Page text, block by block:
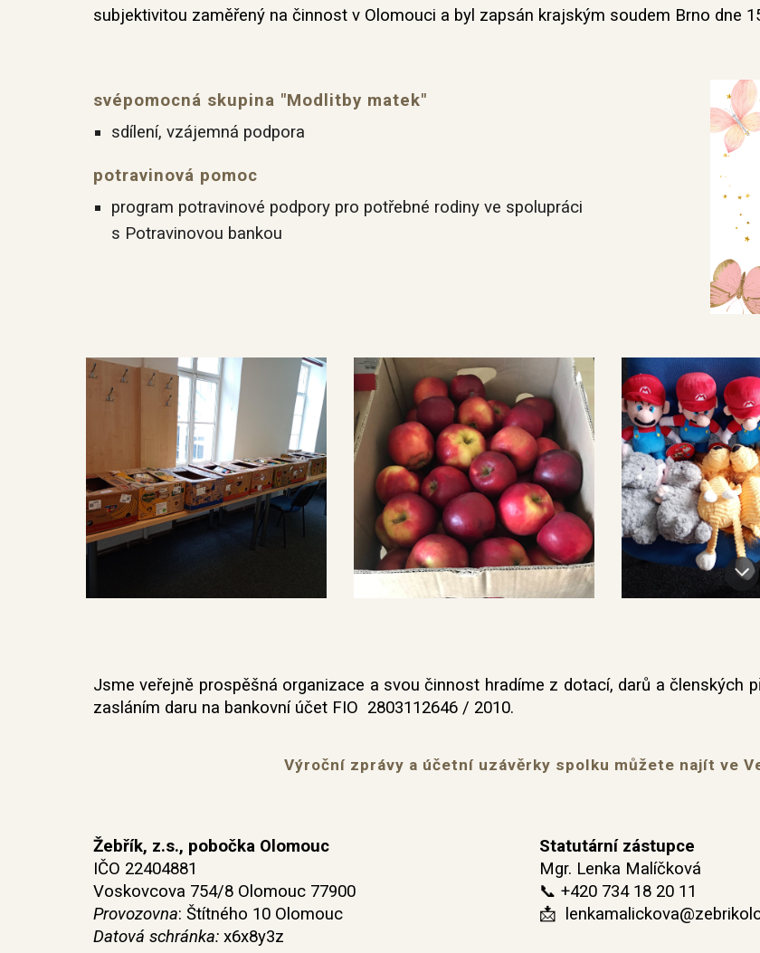
subjektivitou zaměřený na činnost v Olomouci a byl zapsán krajským soudem Brno dne
svépomocná skupina "Modlitby matek"
sdílení, vzájemná podpora
potravinová pomoc
program potravinové podpory pro potřebné rodiny ve spolupráci
s Potravinovou bankou
Jsme veřejně prospěšná organizace a svou činnost hradíme z dotací, darů a členských
zasláním daru na bankovní účet FIO 2803112646 / 2010.
Výroční zprávy a účetní uzávěrky spolku můžete najít ve V
Žebřík, z.s., pobočka Olomouc
IČO 22404881
Voskovcova 754/8 Olomouc 77900
Provozovna: Štítného 10 Olomouc
Datová schránka:x6x8y3z
Statutární zástupce
Mgr. Lenka Malíčková
📞 +420 734 18 20 11
📩